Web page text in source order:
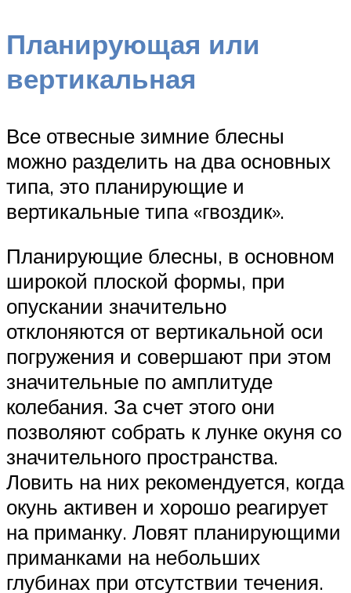
Планирующая или
вертикальная
Все отвесные зимние блесны
можно разделить на два основных
типа, это планирующие и
вертикальные типа «гвоздик».
Планирующие блесны, в основном
широкой плоской формы, при
опускании значительно
отклоняются от вертикальной оси
погружения и совершают при этом
значительные по амплитуде
колебания. За счет этого они
позволяют собрать к лунке окуня со
значительного пространства.
Ловить на них рекомендуется, когда
окунь активен и хорошо реагирует
на приманку. Ловят планирующими
приманками на небольших
глубинах при отсутствии течения.